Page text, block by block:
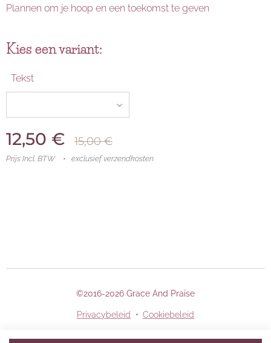
Plannen om je hoop en een toekomst te geven
Kies een variant:
Tekst
12,50 € 15,00€
Prijs Incl. BTW exclusief verzendkosten
©2016-2026 Grace And Praise
Privacybeleid Cookiebeleid